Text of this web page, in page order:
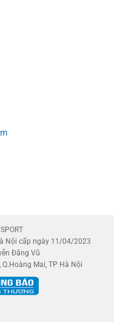
Nội cấp ngày 11/04/2023
Đăng Vũ
Mai, TP Hà Nội